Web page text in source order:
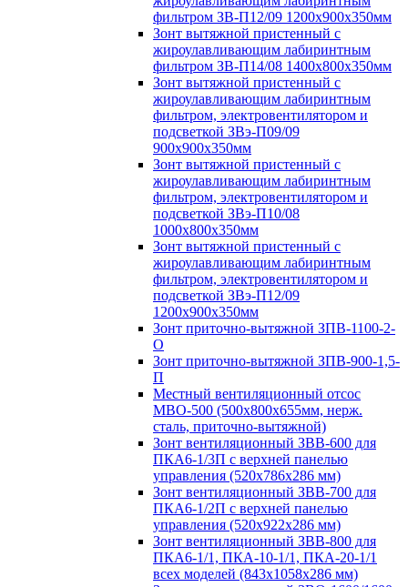
фильтром ЗВ-П12/09 1200х900х350мм
Зонт вытяжной пристенный с
жироулавливающим лабиринтным
фильтром ЗВ-П14/08 1400х800х350мм
Зонт вытяжной пристенный с
жироулавливающим лабиринтным
фильтром, электровентилятором и
подсветкой ЗВэ-П09/09
900х900х350мм
Зонт вытяжной пристенный с
жироулавливающим лабиринтным
фильтром, электровентилятором и
подсветкой ЗВэ-П10/08
1000х800х350мм
Зонт вытяжной пристенный с
жироулавливающим лабиринтным
фильтром, электровентилятором и
подсветкой ЗВэ-П12/09
1200х900х350мм
Зонт приточно-вытяжной ЗПВ-1100-2-
О
Зонт приточно-вытяжной ЗПВ-900-1,5-
П
Местный вентиляционный отсос
МВО-500 (500х800х655мм, нерж.
сталь, приточно-вытяжной)
Зонт вентиляционный ЗВВ-600 для
ПКА6-1/3П с верхней панелью
управления (520х786х286 мм)
Зонт вентиляционный ЗВВ-700 для
ПКА6-1/2П с верхней панелью
управления (520х922х286 мм)
Зонт вентиляционный ЗВВ-800 для
ПКА6-1/1, ПКА-10-1/1, ПКА-20-1/1
всех моделей (843х1058х286 мм)